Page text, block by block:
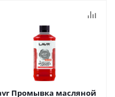
Промывка масляной